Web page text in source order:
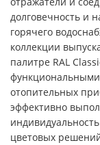
долговечность и
горячего
коллекции
палитре RAL
отопительных
эффективно
цветовых